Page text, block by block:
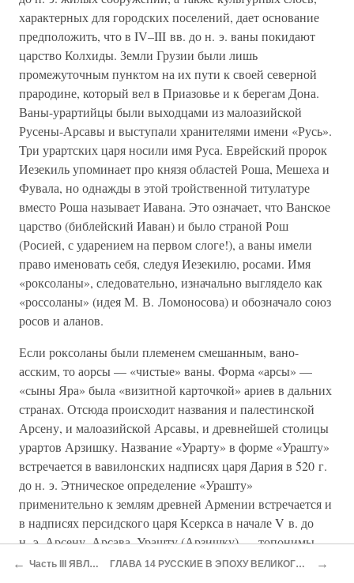
характерных для городских поселений, дает основание
предположить, что в IV–III вв. до н. э. ваны покидают
царство Колхиды. Земли Грузии были лишь
промежуточным пунктом на их пути к своей северной
прародине, который вел в Приазовье и к берегам Дона.
Ваны-урартийцы были выходцами из малоазийской
Русены-Арсавы и выступали хранителями имени «Русь».
Три урартских царя носили имя Руса. Еврейский пророк
Иезекиль упоминает про князя областей Роша, Мешеха и
Фувала, но однажды в этой тройственной титулатуре
вместо Роша называет Иавана. Это означает, что Ванское
царство (библейский Иаван) и было страной Рош
(Росией, с ударением на первом слоге!), а ваны имели
право именовать себя, следуя Иезекилю, росами. Имя
«роксоланы», следовательно, изначально выглядело как
«россоланы» (идея М. В. Ломоносова) и обозначало союз
росов и аланов.
Если роксоланы были племенем смешанным, вано-
асским, то аорсы — «чистые» ваны. Форма «арсы» —
«сыны Яра» была «визитной карточкой» ариев в дальних
странах. Отсюда происходит названия и палестинской
Арсену, и малоазийской Арсавы, и древнейшей столицы
урартов Арзишку. Название «Урарту» в форме «Урашту»
встречается в вавилонских надписях царя Дария в 520 г.
до н. э. Этническое определение «Урашту»
применительно к землям древней Армении встречается и
в надписях персидского царя Ксеркса в начале V в. до
н. э. Арсену, Арсава, Урашту (Арзишку) — топонимы,
указывающие путь возвращения сынов Яра (русов) на
← Часть III ЯВЛЕНИЕ РУСИ ГЛАВА 14 РУССКИЕ В ЭПОХУ ВЕЛИКОГО ПЕРЕСЕЛЕНИЯ НАРОДОВ →